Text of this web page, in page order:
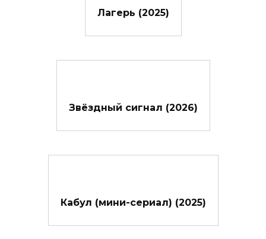
Лагерь (2025)
Звёздный сигнал (2026)
Кабул (мини-сериал) (2025)